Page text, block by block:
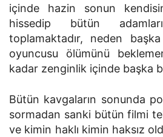
içinde hazin sonun
hissedip bütün
toplamaktadır, neden
oyuncusu ölümünü
kadar zenginlik içinde başka
Bütün kavgaların sonunda
sormadan sanki bütün filmi
ve kimin haklı kimin haksız